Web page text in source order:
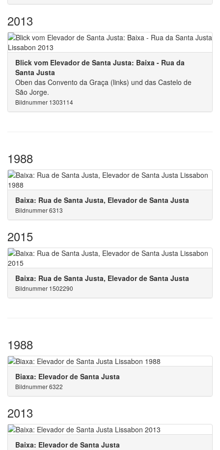
2013
Blick vom Elevador de Santa Justa: Baixa - Rua da
Santa Justa
Oben das Convento da Graça (links) und das Castelo de
São Jorge.
Bildnummer 1303114
1988
Baixa: Rua de Santa Justa, Elevador de Santa Justa
Bildnummer 6313
2015
Baixa: Rua de Santa Justa, Elevador de Santa Justa
Bildnummer 1502290
1988
Biaxa: Elevador de Santa Justa
Bildnummer 6322
2013
Baixa: Elevador de Santa Justa